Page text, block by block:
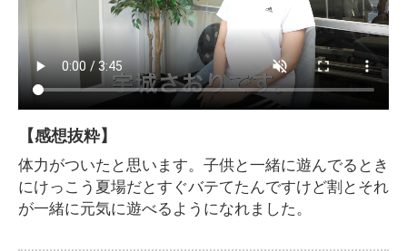
【感想抜粋】
体力がついたと思います。子供と一緒に遊んでるとき
にけっこう夏場だとすぐバテてたんですけど割とそれ
が一緒に元気に遊べるようになれました。